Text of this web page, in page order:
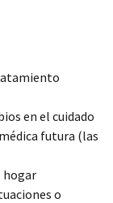
en el cuidado
futura (las
hogar
o